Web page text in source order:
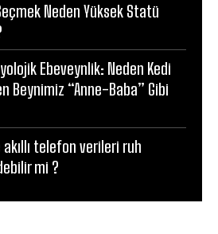
Neden Yüksek Statü
Ebeveynlik: Neden Kedi
Beynimiz “Anne-Baba” Gibi
telefon verileri ruh
mi ?